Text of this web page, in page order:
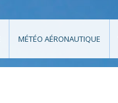
MÉTÉO AÉRONAUTIQUE